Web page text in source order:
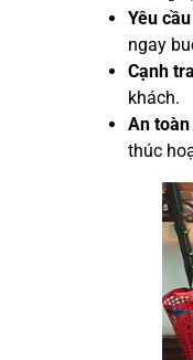
Yêu
ngay
Cạnh
khách.
An
thúc